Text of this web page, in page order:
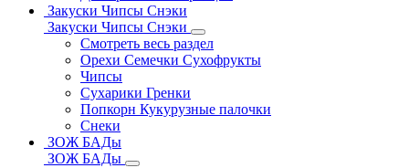
Закуски Чипсы Снэки
Закуски Чипсы Снэки
Смотреть весь раздел
Орехи Семечки Сухофрукты
Чипсы
Сухарики Гренки
Попкорн Кукурузные палочки
Снеки
ЗОЖ БАДы
ЗОЖ БАДы